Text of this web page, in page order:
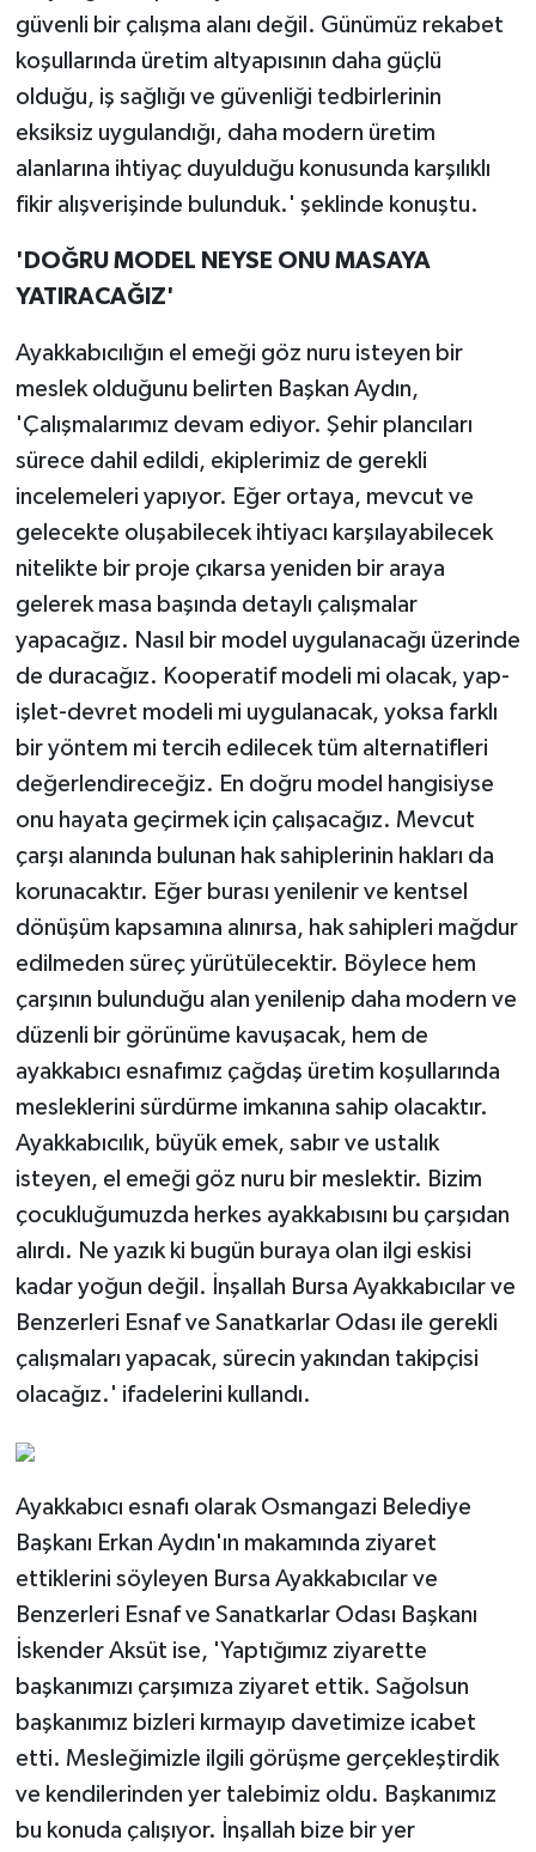
güvenli bir çalışma alanı değil. Günümüz rekabet
koşullarında üretim altyapısının daha güçlü
olduğu, iş sağlığı ve güvenliği tedbirlerinin
eksiksiz uygulandığı, daha modern üretim
alanlarına ihtiyaç duyulduğu konusunda karşılıklı
fikir alışverişinde bulunduk.' şeklinde konuştu.
'DOĞRU MODEL NEYSE ONU MASAYA
YATIRACAĞIZ'
Ayakkabıcılığın el emeği göz nuru isteyen bir
meslek olduğunu belirten Başkan Aydın,
'Çalışmalarımız devam ediyor. Şehir plancıları
sürece dahil edildi, ekiplerimiz de gerekli
incelemeleri yapıyor. Eğer ortaya, mevcut ve
gelecekte oluşabilecek ihtiyacı karşılayabilecek
nitelikte bir proje çıkarsa yeniden bir araya
gelerek masa başında detaylı çalışmalar
yapacağız. Nasıl bir model uygulanacağı üzerinde
de duracağız. Kooperatif modeli mi olacak, yap-
işlet-devret modeli mi uygulanacak, yoksa farklı
bir yöntem mi tercih edilecek tüm alternatifleri
değerlendireceğiz. En doğru model hangisiyse
onu hayata geçirmek için çalışacağız. Mevcut
çarşı alanında bulunan hak sahiplerinin hakları da
korunacaktır. Eğer burası yenilenir ve kentsel
dönüşüm kapsamına alınırsa, hak sahipleri mağdur
edilmeden süreç yürütülecektir. Böylece hem
çarşının bulunduğu alan yenilenip daha modern ve
düzenli bir görünüme kavuşacak, hem de
ayakkabıcı esnafımız çağdaş üretim koşullarında
mesleklerini sürdürme imkanına sahip olacaktır.
Ayakkabıcılık, büyük emek, sabır ve ustalık
isteyen, el emeği göz nuru bir meslektir. Bizim
çocukluğumuzda herkes ayakkabısını bu çarşıdan
alırdı. Ne yazık ki bugün buraya olan ilgi eskisi
kadar yoğun değil. İnşallah Bursa Ayakkabıcılar ve
Benzerleri Esnaf ve Sanatkarlar Odası ile gerekli
çalışmaları yapacak, sürecin yakından takipçisi
olacağız.' ifadelerini kullandı.
Ayakkabıcı esnafı olarak Osmangazi Belediye
Başkanı Erkan Aydın'ın makamında ziyaret
ettiklerini söyleyen Bursa Ayakkabıcılar ve
Benzerleri Esnaf ve Sanatkarlar Odası Başkanı
İskender Aksüt ise, 'Yaptığımız ziyarette
başkanımızı çarşımıza ziyaret ettik. Sağolsun
başkanımız bizleri kırmayıp davetimize icabet
etti. Mesleğimizle ilgili görüşme gerçekleştirdik
ve kendilerinden yer talebimiz oldu. Başkanımız
bu konuda çalışıyor. İnşallah bize bir yer